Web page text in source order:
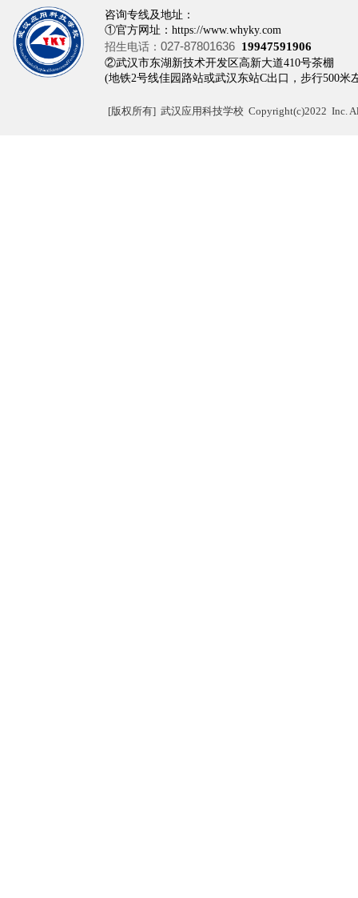
咨询专线及地址：
①官方网址：https://www.whyky.com
招生电话： 027-87801636 19947591906
②武汉市东湖新技术开发区高新大道410
(地铁2号线佳园路站或武汉东站C出口，步行500米
[版权所有] 武汉应用科技学校 Copyright(c)2022 Inc.